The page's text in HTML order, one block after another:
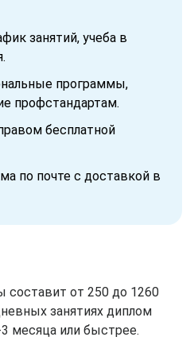
занятий, учеба в
программы,
профстандартам.
бесплатной
по почте с доставкой в
составит от 250 до 1260
занятиях диплом
месяца или быстрее.